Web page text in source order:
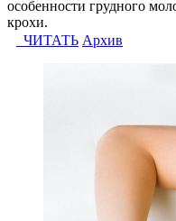
особенности грудного
крохи.
ЧИТАТЬ Архив